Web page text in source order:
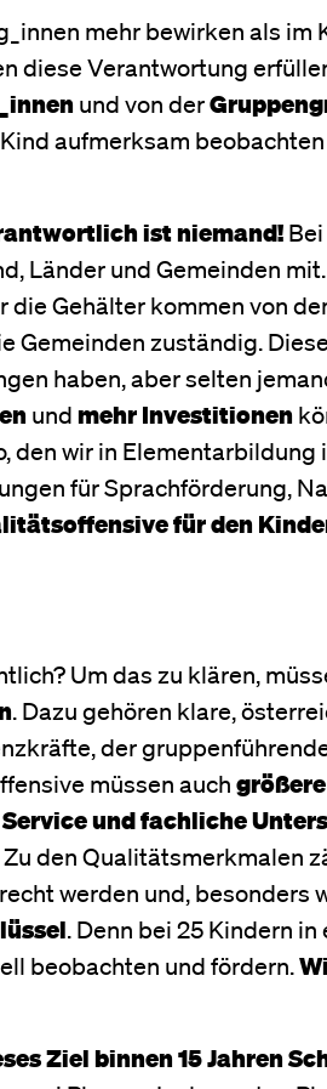
mehr bewirken als im
diese Verantwortung
und von der
aufmerksam
ist niemand!
Länder und Gemeinden
Gehälter kommen von
Gemeinden zuständig.
haben, aber selten
undmehr Investitionen
den wir in
für Sprachförderung,
für den
Um das zu klären,
. Dazu gehören klare,
der
müssen auch
Service und fachliche
Zu den Qualitätsmerkmalen
werden und, besonders
. Denn bei 25 Kindern
beobachten und fördern.
Ziel binnen 15 Jahren